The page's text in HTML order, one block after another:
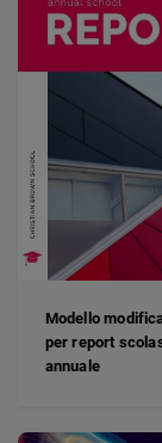
Modello
per report
annuale